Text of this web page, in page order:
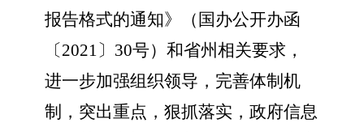
报告格式的通知》（国办公开办函
〔2021〕30号）和省州相关要求，
进一步加强组织领导，完善体制机
制，突出重点，狠抓落实，政府信息